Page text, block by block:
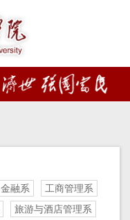
金融系
工商管理系
旅游与酒店管理系